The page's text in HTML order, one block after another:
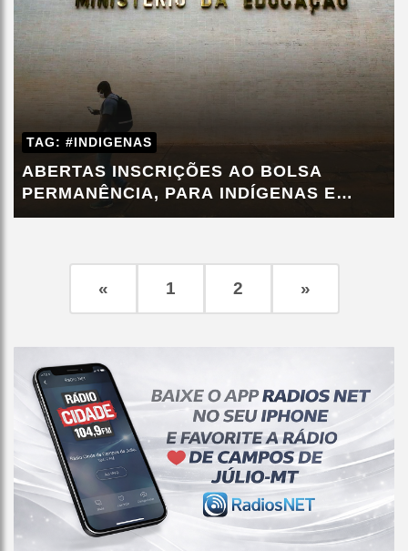
TAG: #INDIGENAS
ABERTAS INSCRIÇÕES AO BOLSA
PERMANÊNCIA, PARA INDÍGENAS E
QUILOMBOLAS
« 1 2 »